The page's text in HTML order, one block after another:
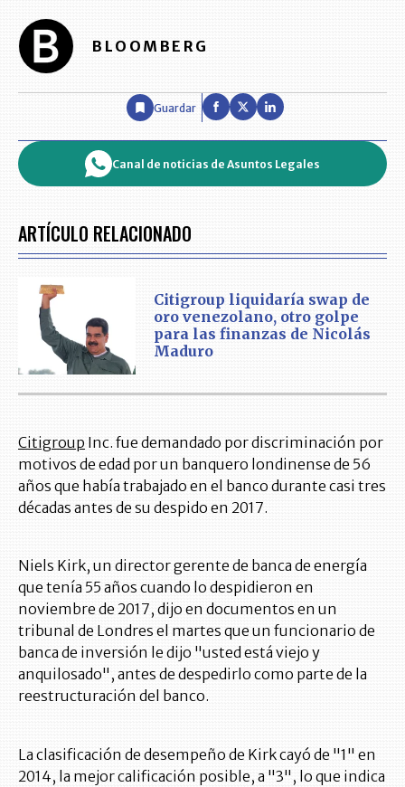
BLOOMBERG
Guardar
Canal de noticias de Asuntos Legales
ARTÍCULO RELACIONADO
Citigroup liquidaría swap de
oro venezolano, otro golpe
para las finanzas de Nicolás
Maduro
Citigroup Inc. fue demandado por discriminación por
motivos de edad por un banquero londinense de 56
años que había trabajado en el banco durante casi tres
décadas antes de su despido en 2017.
Niels Kirk, un director gerente de banca de energía
que tenía 55 años cuando lo despidieron en
noviembre de 2017, dijo en documentos en un
tribunal de Londres el martes que un funcionario de
banca de inversión le dijo "usted está viejo y
anquilosado", antes de despedirlo como parte de la
reestructuración del banco.
La clasificación de desempeño de Kirk cayó de "1" en
2014, la mejor calificación posible, a "3", lo que indica